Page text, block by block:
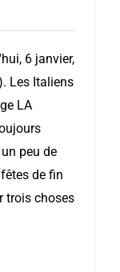
6 janvier,
Les Italiens
LA
peu de
de fin
trois choses